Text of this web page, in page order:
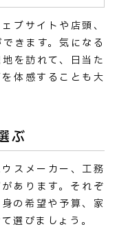
ブサイトや店頭、
きます。気になる
を訪れて、日当た
体感することも大
ぶ
スメーカー、工務
あります。それぞ
の希望や予算、家
選びましょう。